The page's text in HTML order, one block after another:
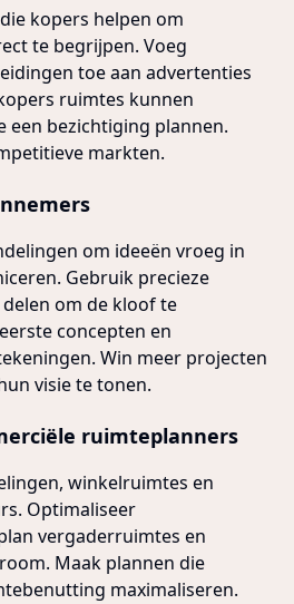
kopers helpen om
te begrijpen. Voeg
toe aan advertenties
ruimtes kunnen
een bezichtiging plannen.
markten.
om ideeën vroeg in
Gebruik precieze
om de kloof te
concepten en
Win meer projecten
visie te tonen.
ruimteplanners
winkelruimtes en
Optimaliseer
vergaderruimtes en
Maak plannen die
maximaliseren.